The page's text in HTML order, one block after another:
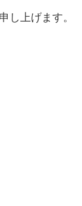
し上げます。